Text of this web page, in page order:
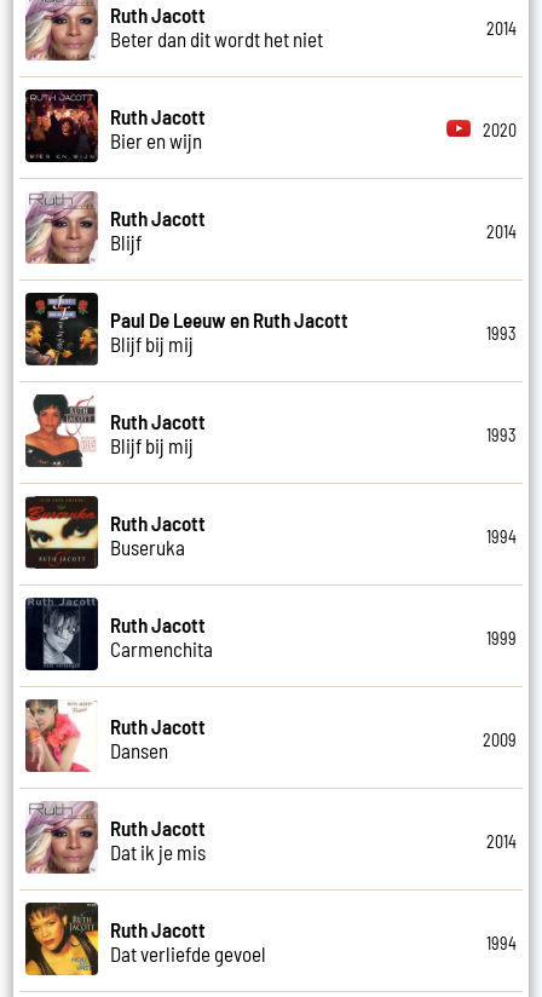
Ruth Jacott
Beter dan dit wordt het niet
2014
Ruth Jacott
Bier en wijn
2020
Ruth Jacott
Blijf
2014
Paul De Leeuw en Ruth Jacott
Blijf bij mij
1993
Ruth Jacott
Blijf bij mij
1993
Ruth Jacott
Buseruka
1994
Ruth Jacott
Carmenchita
1999
Ruth Jacott
Dansen
2009
Ruth Jacott
Dat ik je mis
2014
Ruth Jacott
Dat verliefde gevoel
1994